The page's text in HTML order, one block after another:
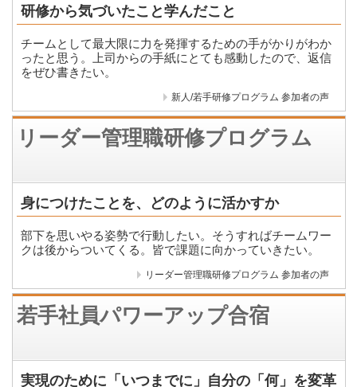
研修から気づいたこと学んだこと
チームとして最大限に力を発揮するための手がかりがわか
ったと思う。上司からの手紙にとても感動したので、返信
をぜひ書きたい。
新人/若手研修プログラム 参加者の声
リーダー管理職研修プログラム
身につけたことを、どのように活かすか
部下を思いやる姿勢で行動したい。そうすればチームワー
クは後からついてくる。皆で課題に向かっていきたい。
リーダー管理職研修プログラム 参加者の声
若手社員パワーアップ合宿
実現のために「いつまでに」自分の「何」を変革